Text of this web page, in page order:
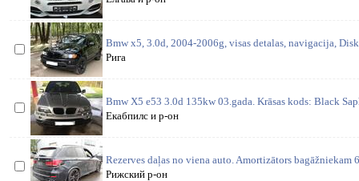
Bmw x5, 3.0d, 2004-2006g, visas detalas, navigacija,
Рига
Bmw X5 e53 3.0d 135kw 03.gada. Krāsas kods: Black
Екабпилс и р-он
Rezerves daļas no viena auto. Amortizātors bagāžniekam
Рижский р-он